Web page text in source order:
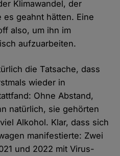
Klimawandel, der
geahnt hätten. Eine
also, um ihn im
aufzuarbeiten.
die Tatsache, dass
wieder in
Ohne Abstand,
natürlich, sie gehörten
Alkohol. Klar, dass sich
manifestierte: Zwei
und 2022 mit Virus-